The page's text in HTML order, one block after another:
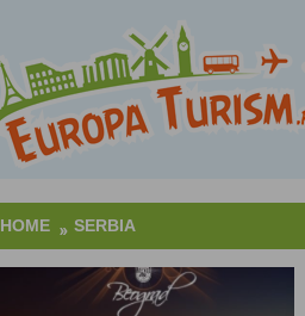
HOME SERBIA